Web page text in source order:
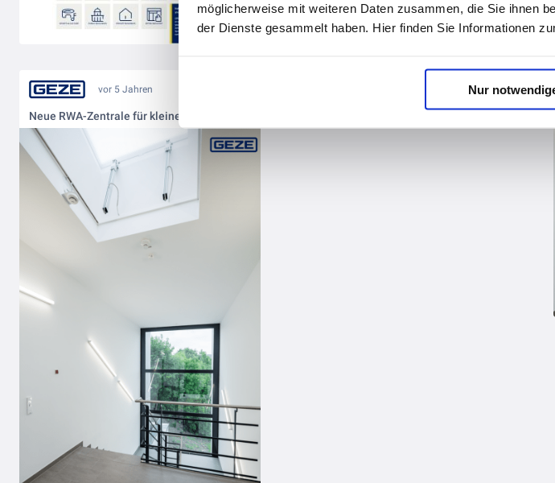
möglicherweise mit weiteren Daten zusammen, die Sie ihnen
der Dienste gesammelt haben. Hier finden Sie Informationen
Nur
vor 5 Jahren
Neue RWA-Zentrale für kleinere Objekte